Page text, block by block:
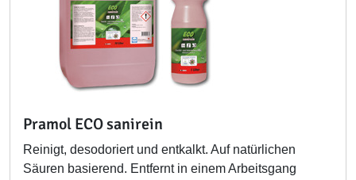
Pramol ECO sanirein
Reinigt, desodoriert und entkalkt. Auf natürlichen
Säuren basierend. Entfernt in einem Arbeitsgang